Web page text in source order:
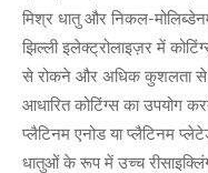
मिश्र धातु और निकल-
झिल्ली इलेक्ट्रोलाइज़र में
से रोकने और अधिक कुशलता से
आधारित कोटिंग्स का उपयोग
प्लैटिनम एनोड या प्लैटिनम
धातुओं के रूप में उच्च